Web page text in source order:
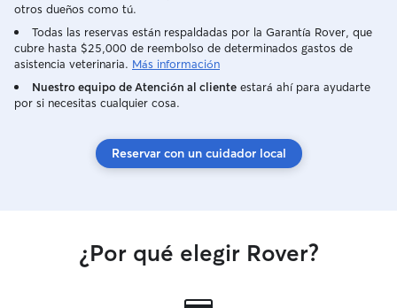
otros dueños como tú.
Todas las reservas están respaldadas por la Garantía Rover, que
cubre hasta $25,000 de reembolso de determinados gastos de
asistencia veterinaria. Más información
Nuestro equipo de Atención al cliente estará ahí para ayudarte
por si necesitas cualquier cosa.
Reservar con un cuidador local
¿Por qué elegir Rover?